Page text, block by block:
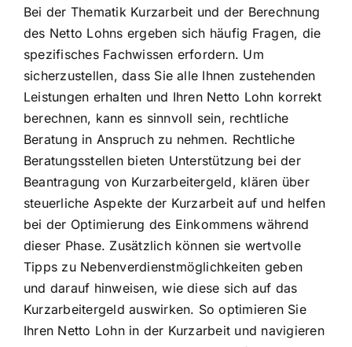
Bei der Thematik Kurzarbeit und der Berechnung
des Netto Lohns ergeben sich häufig Fragen, die
spezifisches Fachwissen erfordern. Um
sicherzustellen, dass Sie alle Ihnen zustehenden
Leistungen erhalten und Ihren Netto Lohn korrekt
berechnen, kann es sinnvoll sein, rechtliche
Beratung in Anspruch zu nehmen. Rechtliche
Beratungsstellen bieten Unterstützung bei der
Beantragung von Kurzarbeitergeld, klären über
steuerliche Aspekte der Kurzarbeit auf und helfen
bei der Optimierung des Einkommens während
dieser Phase. Zusätzlich können sie wertvolle
Tipps zu Nebenverdienstmöglichkeiten geben
und darauf hinweisen, wie diese sich auf das
Kurzarbeitergeld auswirken. So optimieren Sie
Ihren Netto Lohn in der Kurzarbeit und navigieren